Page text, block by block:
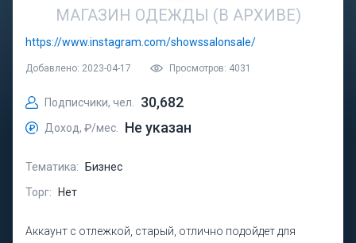
МАГАЗИН ОДЕЖДЫ (В АРХИВЕ)
https://www.instagram.com/showssalonsale/
Добавлено: 2023-04-17 Просмотров: 4031
Подписчики, чел. 30,682
Доход, ₽/мес. Не указан
Тематика:
Бизнес
Торг:
Нет
Аккаунт с отлежкой, старый, отлично подойдет для